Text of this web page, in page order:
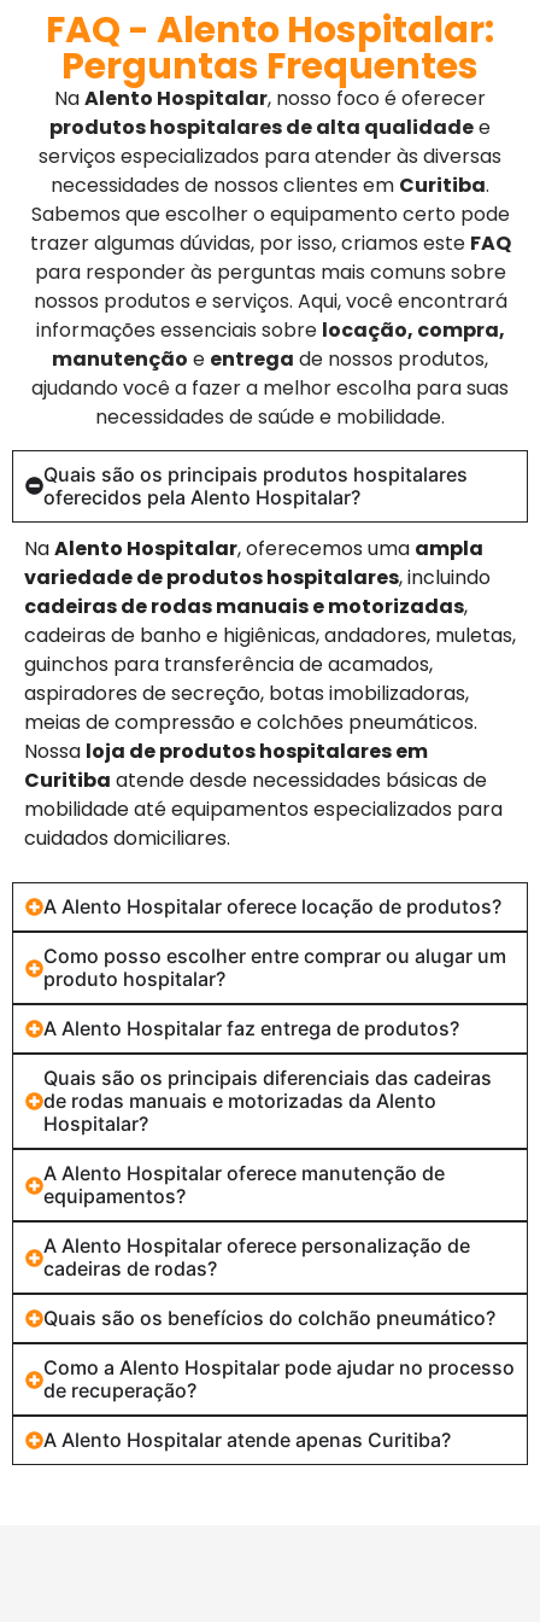
FAQ - Alento Hospitalar:
Perguntas Frequentes
NaAlento Hospitalar, nosso foco é oferecer
produtos hospitalares de alta qualidadee
serviços especializados para atender às diversas
necessidades de nossos clientes em Curitiba.
Sabemos que escolher o equipamento certo pode
trazer algumas dúvidas, por isso, criamos este FAQ
para responder às perguntas mais comuns sobre
nossos produtos e serviços. Aqui, você encontrará
informações essenciais sobre locação, compra,
manutenção e entrega de nossos produtos,
ajudando você a fazer a melhor escolha para suas
necessidades de saúde e mobilidade.
Quais são os principais produtos hospitalares
oferecidos pela Alento Hospitalar?
NaAlento Hospitalar, oferecemos uma ampla
variedade de produtos hospitalares, incluindo
cadeiras de rodas manuais e motorizadas,
cadeiras de banho e higiênicas, andadores, muletas,
guinchos para transferência de acamados,
aspiradores de secreção, botas imobilizadoras,
meias de compressão e colchões pneumáticos.
Nossa loja de produtos hospitalares em
Curitiba atende desde necessidades básicas de
mobilidade até equipamentos especializados para
cuidados domiciliares.
A Alento Hospitalar oferece locação de produtos?
Como posso escolher entre comprar ou alugar um
produto hospitalar?
A Alento Hospitalar faz entrega de produtos?
Quais são os principais diferenciais das cadeiras
de rodas manuais e motorizadas da Alento
Hospitalar?
A Alento Hospitalar oferece manutenção de
equipamentos?
A Alento Hospitalar oferece personalização de
cadeiras de rodas?
Quais são os benefícios do colchão pneumático?
Como a Alento Hospitalar pode ajudar no processo
de recuperação?
A Alento Hospitalar atende apenas Curitiba?